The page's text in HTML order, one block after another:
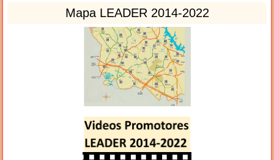
Mapa LEADER 2014-2022